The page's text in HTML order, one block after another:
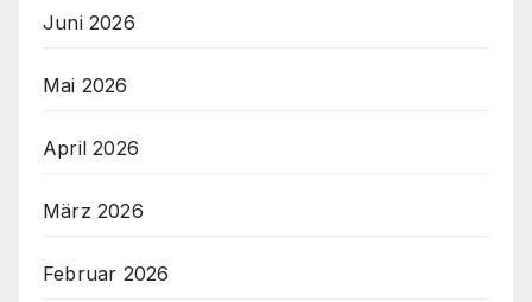
Juni 2026
Mai 2026
April 2026
März 2026
Februar 2026